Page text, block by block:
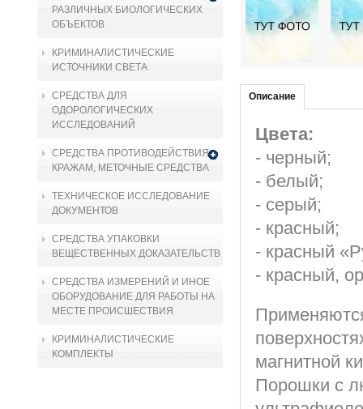
РАЗЛИЧНЫХ БИОЛОГИЧЕСКИХ
ОБЪЕКТОВ
КРИМИНАЛИСТИЧЕСКИЕ
ИСТОЧНИКИ СВЕТА
СРЕДСТВА ДЛЯ
ОДОРОЛОГИЧЕСКИХ
ИССЛЕДОВАНИЙ
СРЕДСТВА ПРОТИВОДЕЙСТВИЯ
КРАЖАМ, МЕТОЧНЫЕ СРЕДСТВА
ТЕХНИЧЕСКОЕ ИССЛЕДОВАНИЕ
ДОКУМЕНТОВ
СРЕДСТВА УПАКОВКИ
ВЕЩЕСТВЕННЫХ ДОКАЗАТЕЛЬСТВ
СРЕДСТВА ИЗМЕРЕНИЙ И ИНОЕ
ОБОРУДОВАНИЕ ДЛЯ РАБОТЫ НА
МЕСТЕ ПРОИСШЕСТВИЯ
КРИМИНАЛИСТИЧЕСКИЕ
КОМПЛЕКТЫ
Описание
Цвета:
- черный;
- белый;
- серый;
- красный;
- красный
- красный,
магнитной
Порошки с